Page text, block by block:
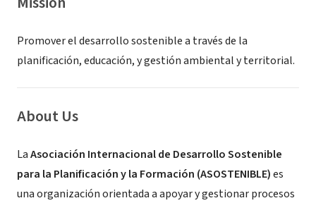
Promover el desarrollo sostenible a través de la
planificación, educación, y gestión ambiental y territorial.
About Us
LaAsociación Internacional de Desarrollo Sostenible
para la Planificación y la Formación (ASOSTENIBLE)es
una organización orientada a apoyar y gestionar procesos